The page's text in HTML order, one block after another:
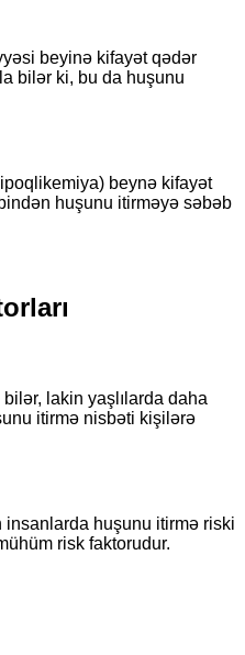
beyinə kifayət qədər
bilər ki, bu da huşunu
beynə kifayət
huşunu itirməyə səbəb
lakin yaşlılarda daha
itirmə nisbəti kişilərə
huşunu itirmə riski
risk faktorudur.